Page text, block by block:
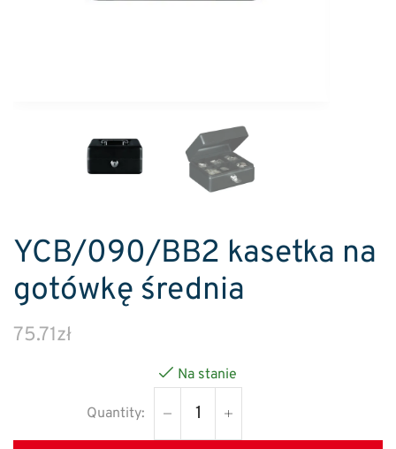
YCB/090/BB2 kasetka na
gotówkę średnia
75.71zł
Na stanie